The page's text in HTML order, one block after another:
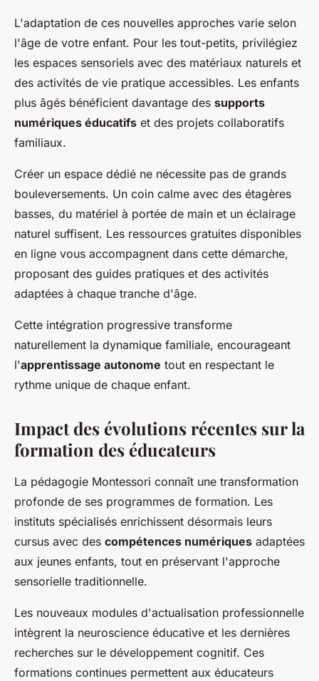
L'adaptation de ces nouvelles approches varie selon
l'âge de votre enfant. Pour les tout-petits, privilégiez
les espaces sensoriels avec des matériaux naturels et
des activités de vie pratique accessibles. Les enfants
plus âgés bénéficient davantage des supports
numériques éducatifs et des projets collaboratifs
familiaux.
Créer un espace dédié ne nécessite pas de grands
bouleversements. Un coin calme avec des étagères
basses, du matériel à portée de main et un éclairage
naturel suffisent. Les ressources gratuites disponibles
en ligne vous accompagnent dans cette démarche,
proposant des guides pratiques et des activités
adaptées à chaque tranche d'âge.
Cette intégration progressive transforme
naturellement la dynamique familiale, encourageant
l'apprentissage autonome tout en respectant le
rythme unique de chaque enfant.
Impact des évolutions récentes sur la
formation des éducateurs
La pédagogie Montessori connaît une transformation
profonde de ses programmes de formation. Les
instituts spécialisés enrichissent désormais leurs
cursus avec des compétences numériques adaptées
aux jeunes enfants, tout en préservant l'approche
sensorielle traditionnelle.
Les nouveaux modules d'actualisation professionnelle
intègrent la neuroscience éducative et les dernières
recherches sur le développement cognitif. Ces
formations continues permettent aux éducateurs